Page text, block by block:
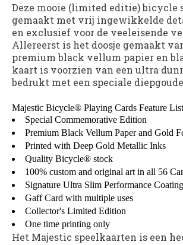
Deze mooie (limited editie) bicycle
gemaakt met vrij ingewikkelde
en exclusief voor de veeleisende
Allereerst is het doosje gemaakt
premium black vellum papier en
kaart is voorzien van een ultra
bedrukt met een speciale
Majestic Bicycle® Playing Cards Feature List
Special Commemorative Edition
Premium Black Vellum Paper and Gold
Printed with Deep Gold Metallic Inks
Quality Bicycle® stock
100% custom and original art in all 56
Signature Ultra Slim Performance Coating
Gaff Card with multiple uses
Collector's Limited Edition
One time printing only
Het Majestic speelkaarten is een